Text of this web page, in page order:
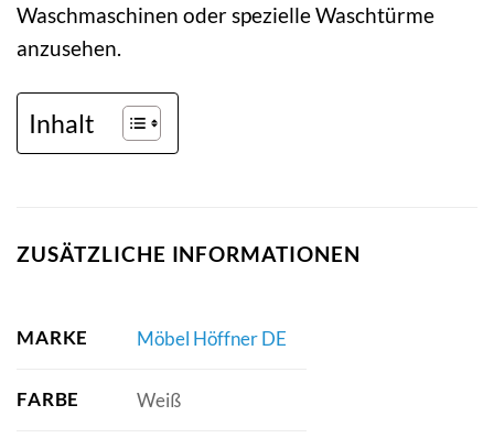
Waschmaschinen oder spezielle Waschtürme
anzusehen.
Inhalt
ZUSÄTZLICHE INFORMATIONEN
MARKE Möbel Höffner DE
FARBE Weiß